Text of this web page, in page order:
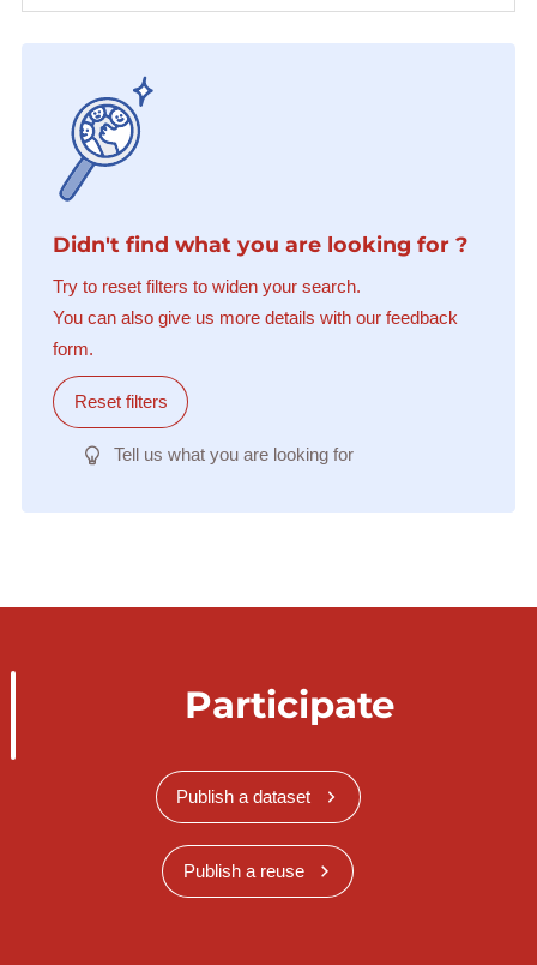
Didn't find what you are looking for ?
Try to reset filters to widen your search.
You can also give us more details with our feedback
form.
Reset filters
Tell us what you are looking for
Participate
Publish a dataset
Publish a reuse